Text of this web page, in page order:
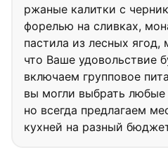
ржаные калитки с
форелью на сливках,
пастила из лесных
что Ваше удовольствие
включаем групповое
вы могли выбрать
но всегда предлагаем
кухней на разный